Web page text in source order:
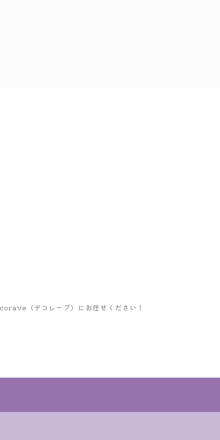
（デコレーブ）にお任せください！